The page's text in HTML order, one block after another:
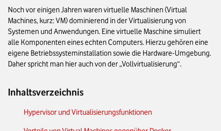
Noch vor einigen Jahren waren virtuelle Maschinen (Virtual
Machines, kurz: VM) dominierend in der Virtualisierung von
Systemen und Anwendungen. Eine virtuelle Maschine simuliert
alle Komponenten eines echten Computers. Hierzu gehören eine
eigene Betriebssysteminstallation sowie die Hardware-Umgebung.
Daher spricht man hier auch von der „Vollvirtualisierung“.
Inhaltsverzeichnis
Hypervisor und Virtualisierungsfunktionen